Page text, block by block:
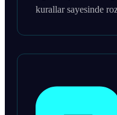
kurallar sayesinde